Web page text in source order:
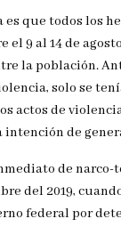
es que todos los
el 9 al 14 de
la población.
solo se
actos de
intención de
de narco-
del 2019,
federal por